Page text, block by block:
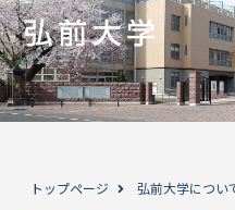
トップページ 弘前大学につい